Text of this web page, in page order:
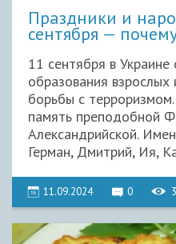
Праздники и
сентября —
11 сентября в
образования
борьбы с
память преподобной
Александрийской.
Герман, Дмитрий, Ия,
11.09.2024 0